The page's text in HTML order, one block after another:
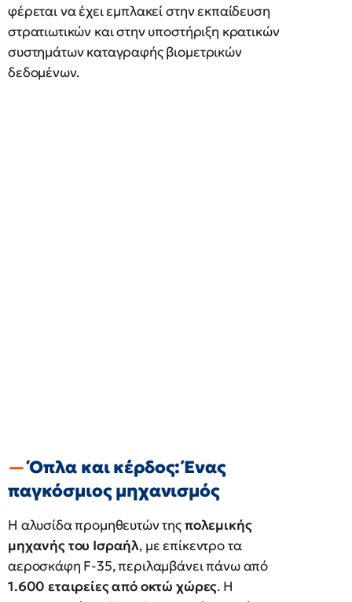
φέρεται να έχει εμπλακεί στην εκπαίδευση
στρατιωτικών και στην υποστήριξη κρατικών
συστημάτων καταγραφής βιομετρικών
δεδομένων.
Όπλα και κέρδος: Ένας
παγκόσμιος μηχανισμός
Η αλυσίδα προμηθευτών τηςπολεμικής
μηχανής του Ισραήλ, με επίκεντρο τα
αεροσκάφη F-35, περιλαμβάνει πάνω από
1.600 εταιρείες από οκτώ χώρες. Η